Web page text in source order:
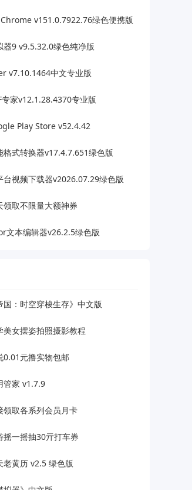
v151.0.7922.76绿色便携版
器9 v9.5.32.0绿色纯净版
v7.10.1464中文专业版
专家v12.1.28.4370专业版
Play Store v52.4.42
格式转换器v17.4.7.651绿色版
台视频下载器v2026.07.29绿色版
领取不限量大额神券
文本编辑器v26.2.5绿色版
国：时空穿梭生存》中文版
美女摆姿拍照摄影教程
0.01元撸实物包邮
管家 v1.7.9
领取各系列会员月卡
摇一摇抽30亓打车券
老黄历 v2.5 绿色版